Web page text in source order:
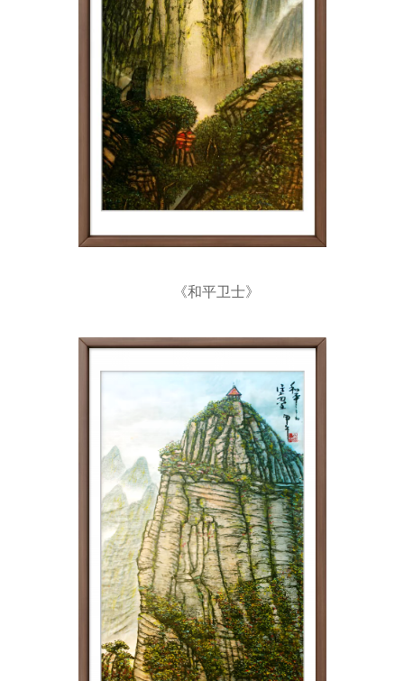
《和平卫士》